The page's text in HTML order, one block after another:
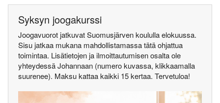
Suunnistus
Uutiset
Kalenteri
Menneitä
Karjalan Liiton
suunnistusmestaruuskilpailut
28.8.2021
Varsinais-Suomen Rastipäivät
8.–9.8.2020
Varsinais-Suomen AM-yö
Irma
Netti-ilmo
JÄSENTEN SIVUJA
Timo Rapakko
Intranet
Flickr
RSS
Syksyn joogakurssi
Joogavuorot jatkuvat Suomusjärven koululla elokuussa.
Sisu jatkaa mukana mahdollistamassa tätä ohjattua
toimintaa. Lisätietojen ja ilmoittautumisen osalta ole
yhteydessä Johannaan (numero kuvassa, klikkaamalla
suurenee). Maksu kattaa kaikki 15 kertaa. Tervetuloa!